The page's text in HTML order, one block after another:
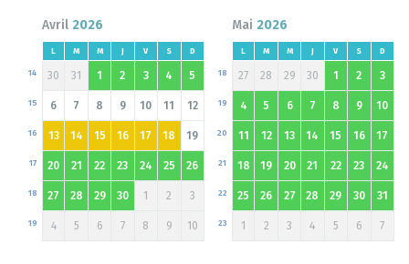
Avril 2026
L M M J V S D
30
14 31 1 2 3 4 5
6
15 7 8 9 10 11 12
13
16 14 15 16 17 18 19
20
17 21 22 23 24 25 26
27
18 28 29 30 1 2 3
4
19 5 6 7 8 9 10
Mai 2026
L M M J V S D
27
18 28 29 30 1 2 3
4
19 5 6 7 8 9 10
11
20 12 13 14 15 16 17
18
21 19 20 21 22 23 24
25
22 26 27 28 29 30 31
1
23 2 3 4 5 6 7